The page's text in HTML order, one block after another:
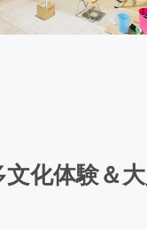
化体験＆